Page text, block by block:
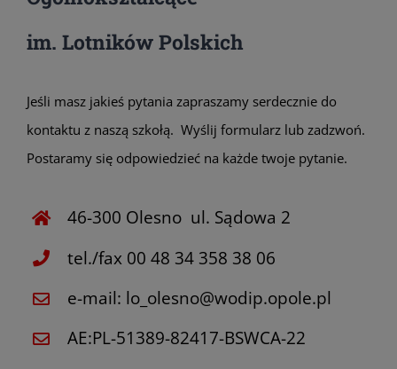
im. Lotników Polskich
Jeśli masz jakieś pytania zapraszamy serdecznie do
kontaktu z naszą szkołą. Wyślij formularz lub zadzwoń.
Postaramy się odpowiedzieć na każde twoje pytanie.
46-300 Olesno ul. Sądowa 2
tel./fax 00 48 34 358 38 06
e-mail: lo_olesno@wodip.opole.pl
AE:PL-51389-82417-BSWCA-22